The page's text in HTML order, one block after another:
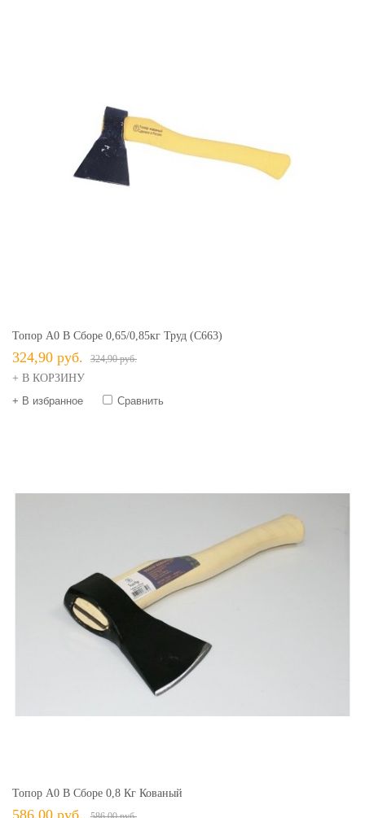
Топор А0 В Сборе 0,65/0,85кг Труд (С663)
324,90 руб. 324,90 руб.
+ В КОРЗИНУ
+ В избранное
Сравнить
Топор А0 В Сборе 0,8 Кг Кованый